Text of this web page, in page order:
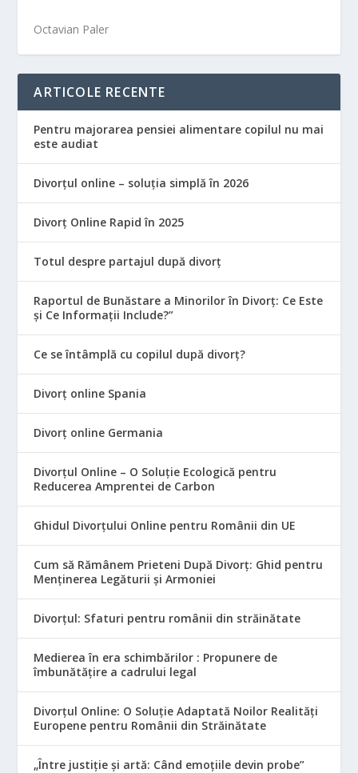
Octavian Paler
ARTICOLE RECENTE
Pentru majorarea pensiei alimentare copilul nu mai
este audiat
Divorțul online – soluția simplă în 2026
Divorț Online Rapid în 2025
Totul despre partajul după divorț
Raportul de Bunăstare a Minorilor în Divorț: Ce Este
și Ce Informații Include?”
Ce se întâmplă cu copilul după divorț?
Divorț online Spania
Divorț online Germania
Divorțul Online – O Soluție Ecologică pentru
Reducerea Amprentei de Carbon
Ghidul Divorțului Online pentru Românii din UE
Cum să Rămânem Prieteni După Divorț: Ghid pentru
Menținerea Legăturii și Armoniei
Divorțul: Sfaturi pentru românii din străinătate
Medierea în era schimbărilor : Propunere de
îmbunătățire a cadrului legal
Divorțul Online: O Soluție Adaptată Noilor Realități
Europene pentru Românii din Străinătate
„Între justiție și artă: Când emoțiile devin probe”